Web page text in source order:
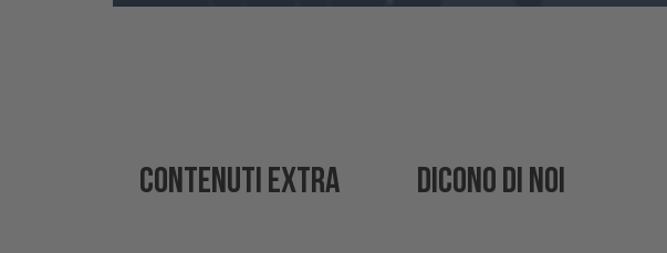
CONTENUTI EXTRA DICONO DI NOI